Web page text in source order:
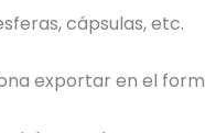
cápsulas, etc.
exportar en el